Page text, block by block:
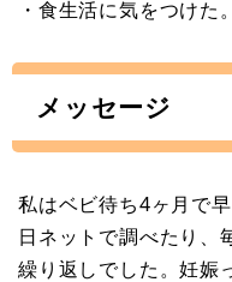
・食生活に気をつけた。
メッセージ
私はベビ待ち4ヶ月で
日ネットで調べたり、
繰り返しでした。妊娠